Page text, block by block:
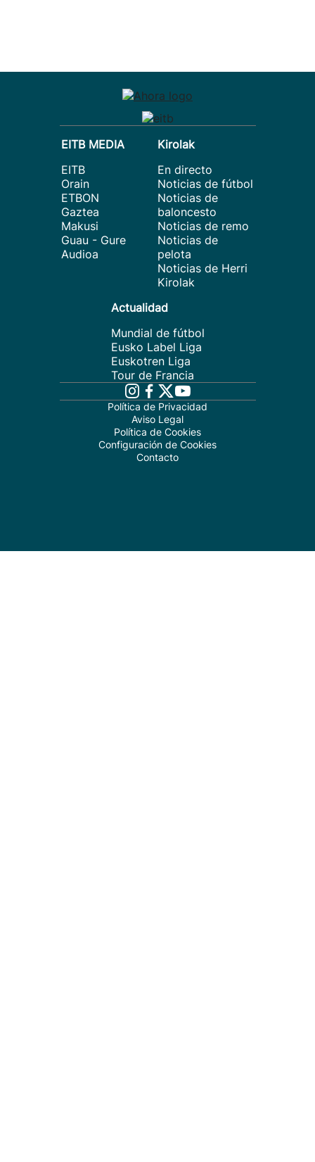
EITB MEDIA
EITB
Orain
ETBON
Gaztea
Makusi
Guau - Gure
Audioa
Kirolak
En directo
Noticias de fútbol
Noticias de
baloncesto
Noticias de remo
Noticias de
pelota
Noticias de Herri
Kirolak
Actualidad
Mundial de fútbol
Eusko Label Liga
Euskotren Liga
Tour de Francia
Política de Privacidad
Aviso Legal
Política de Cookies
Configuración de Cookies
Contacto